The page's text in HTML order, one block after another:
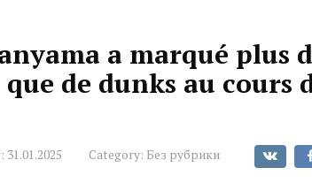
a marqué plus
de dunks au cours
31.01.2025 Category: Без рубрики